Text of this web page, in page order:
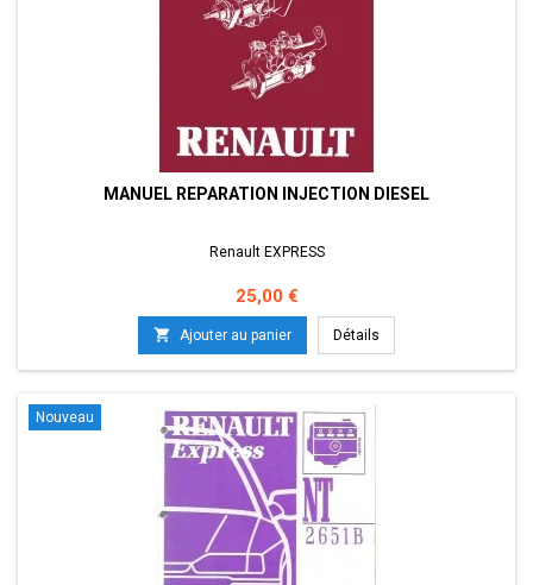
MANUEL REPARATION INJECTION DIESEL
Renault EXPRESS
Prix
25,00 €
 Ajouter au panier Détails
Nouveau